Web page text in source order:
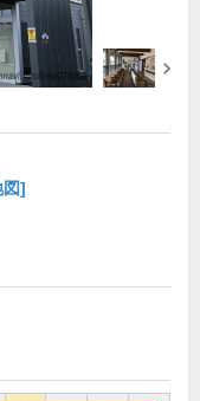
]